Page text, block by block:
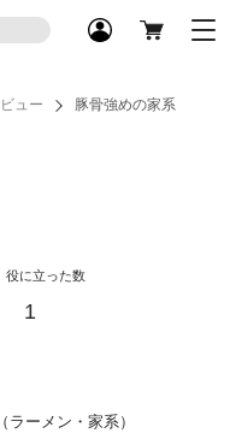
ュー 豚骨強めの家系
役に立った数
1
ーメン・家系）